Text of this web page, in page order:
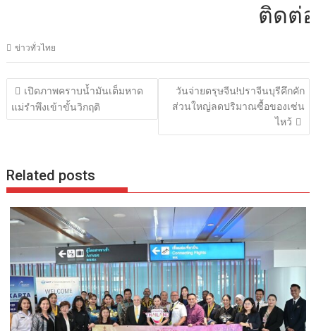
ติดต่อโฆ
ข่าวทั่วไทย
แนะแนว
เรื่อง
เปิดภาพคราบน้ำมันเต็มหาด
แม่รำพึงเข้าขั้นวิกฤติ
วันจ่ายตรุษจีน!ปราจีนบุรีคึกคัก
ส่วนใหญ่ลดปริมาณซื้อของเซ่น
ไหว้
Related posts